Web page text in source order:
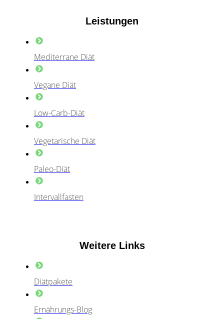
Leistungen
Mediterrane Diät
Vegane Diät
Low-Carb-Diät
Vegetarische Diät
Paleo-Diät
Intervallfasten
Weitere Links
Diätpakete
Ernährungs-Blog